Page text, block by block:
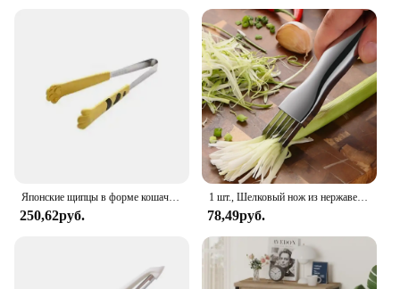
250,62руб.
1 шт., Шелковый нож из нержавеющей стали
78,49руб.